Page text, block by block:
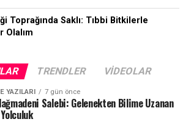
Toprağında Saklı: Tıbbi Bitkilerle
Olalım
TRENDLER VIDEOLAR
YAZILARI 7 gün önce
Salebi: Gelenekten Bilime Uzanan